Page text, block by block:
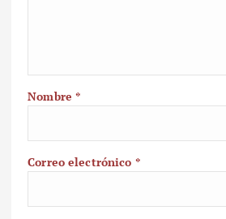
Nombre*
Correo electrónico *